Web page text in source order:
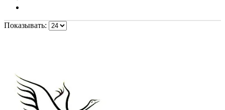
Показывать: